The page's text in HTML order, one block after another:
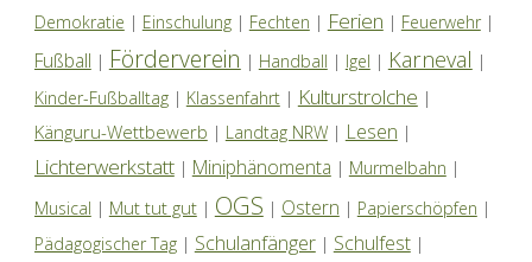
Demokratie | Einschulung| Fechten | Ferien | Feuerwehr|
Fußball | Förderverein | Handball | Igel | Karneval |
Kinder-Fußballtag| Klassenfahrt| Kulturstrolche |
Känguru-Wettbewerb | Landtag NRW| Lesen |
Lichterwerkstatt| Miniphänomenta | Murmelbahn |
Musical | Mut tut gut| OGS | Ostern | Papierschöpfen |
Pädagogischer Tag| Schulanfänger| Schulfest|